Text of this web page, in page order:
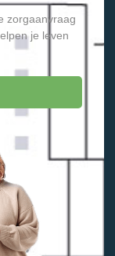
zorgaanvraag
je leven